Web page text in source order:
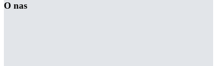
O nas